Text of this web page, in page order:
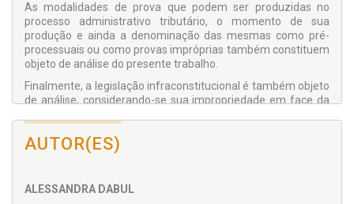
As modalidades de prova que podem ser produzidas no
processo administrativo tributário, o momento de sua
produção e ainda a denominação das mesmas como pré-
processuais ou como provas impróprias também constituem
objeto de análise do presente trabalho.
Finalmente, a legislação infraconstitucional é também objeto
de análise, considerando-se sua impropriedade em face da
AUTOR(ES)
ALESSANDRA DABUL